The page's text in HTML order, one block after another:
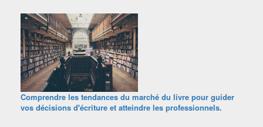
Comprendre les tendances du marché du livre pour guider
vos décisions d'écriture et atteindre les professionnels.